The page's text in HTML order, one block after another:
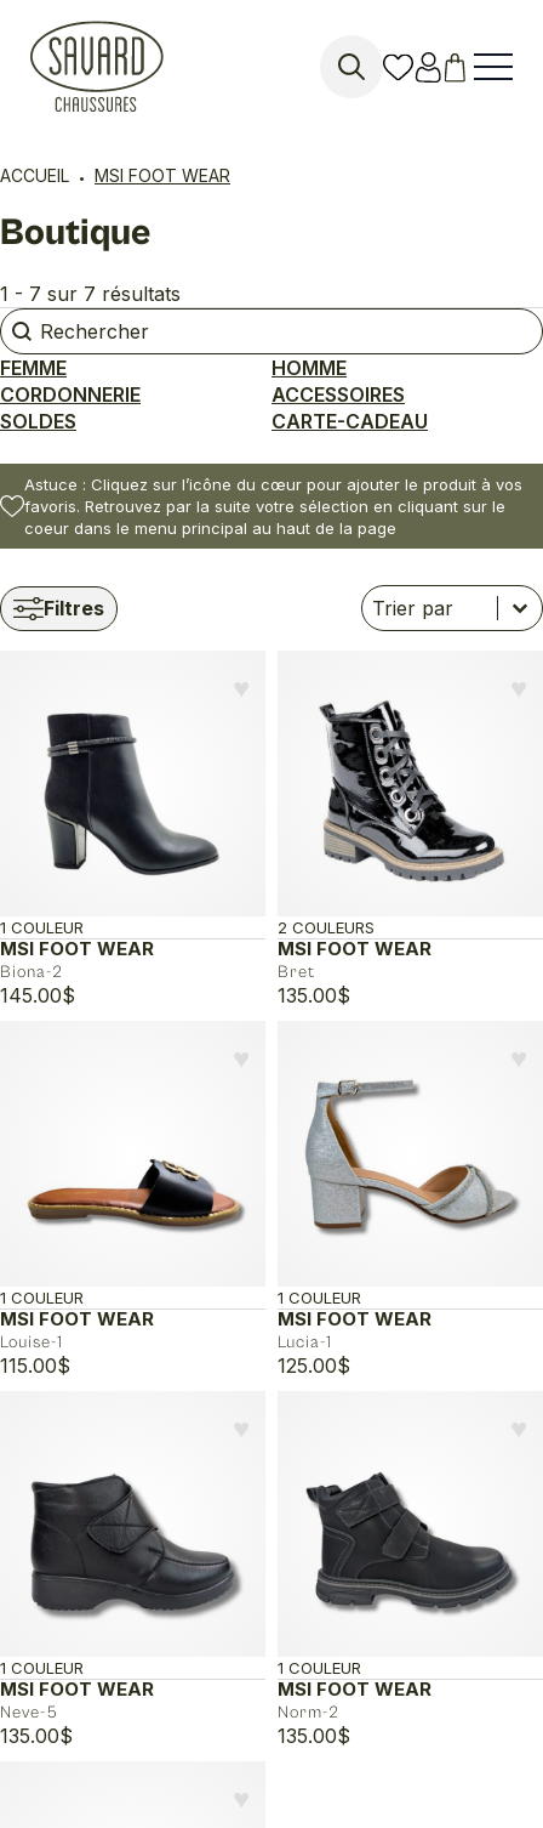
ACCUEIL MSI FOOT WEAR
Boutique
1 - 7 sur 7 résultats
Rechercher
Rechercher
FEMME
HOMME
CORDONNERIE
ACCESSOIRES
SOLDES
CARTE-CADEAU
Astuce : Cliquez sur l’icône du cœur pour ajouter le produit à vos
favoris. Retrouvez par la suite votre sélection en cliquant sur le
coeur dans le menu principal au haut de la page
Filtres Trier
Trier le contenu
Trier le contenu
♥︎
MSI FOOT WEAR
Biona-2
1 COULEUR
145.00$
♥︎
MSI FOOT WEAR
Bret
2 COULEURS
135.00$
♥︎
MSI FOOT WEAR
Louise-1
1 COULEUR
115.00$
♥︎
MSI FOOT WEAR
Lucia-1
1 COULEUR
125.00$
♥︎
MSI FOOT WEAR
Neve-5
1 COULEUR
135.00$
♥︎
MSI FOOT WEAR
Norm-2
1 COULEUR
135.00$
♥︎